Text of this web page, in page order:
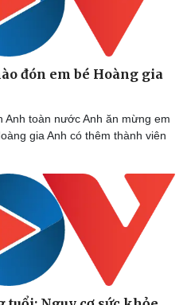
đón em bé Hoàng gia
Anh toàn nước Anh ăn mừng em
gia Anh có thêm thành viên